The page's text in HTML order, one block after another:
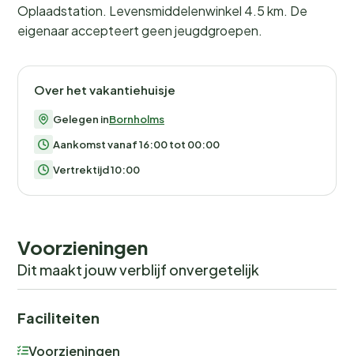
Oplaadstation. Levensmiddelenwinkel 4.5 km. De
eigenaar accepteert geen jeugdgroepen.
Over het vakantiehuisje
Gelegen inBornholms
Aankomst vanaf 16:00 tot 00:00
Vertrektijd 10:00
Voorzieningen
Dit maakt jouw verblijf onvergetelijk
Faciliteiten
Voorzieningen